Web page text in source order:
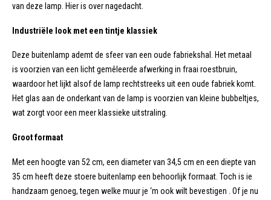
van deze lamp. Hier is over nagedacht.
Industriële look met een tintje klassiek
Deze buitenlamp ademt de sfeer van een oude fabriekshal. Het metaal
is voorzien van een licht gemêleerde afwerking in fraai roestbruin,
waardoor het lijkt alsof de lamp rechtstreeks uit een oude fabriek komt.
Het glas aan de onderkant van de lamp is voorzien van kleine bubbeltjes,
wat zorgt voor een meer klassieke uitstraling.
Groot formaat
Met een hoogte van 52 cm, een diameter van 34,5 cm en een diepte van
35 cm heeft deze stoere buitenlamp een behoorlijk formaat. Toch is ie
handzaam genoeg, tegen welke muur je ‘m ook wilt bevestigen . Of je nu